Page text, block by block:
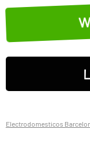
Electrodomesticos